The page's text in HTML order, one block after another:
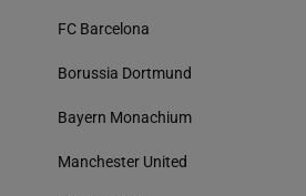
FC Barcelona
Borussia Dortmund
Bayern Monachium
Manchester United